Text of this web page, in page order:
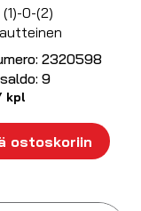
0-(2)
2320598
9
kpl
ostoskoriin